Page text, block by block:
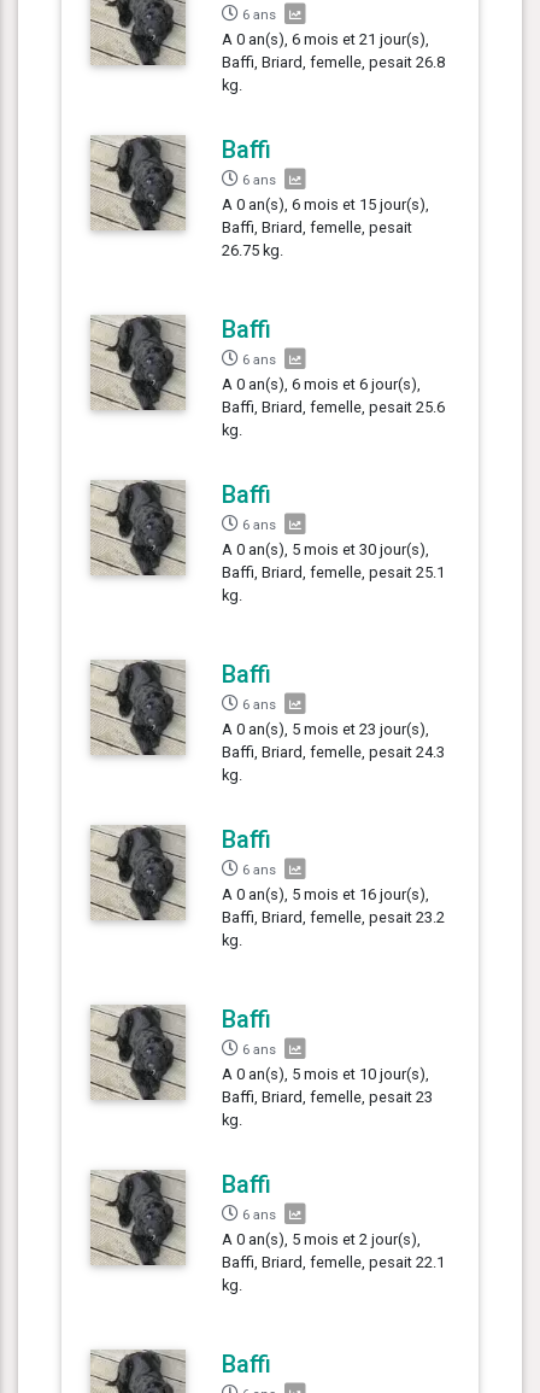
6 ans
A 0 an(s), 6 mois et 21 jour(s),
Baffi, Briard, femelle, pesait 26.8
kg.
Baffi
6 ans
A 0 an(s), 6 mois et 15 jour(s),
Baffi, Briard, femelle, pesait
26.75 kg.
Baffi
6 ans
A 0 an(s), 6 mois et 6 jour(s),
Baffi, Briard, femelle, pesait 25.6
kg.
Baffi
6 ans
A 0 an(s), 5 mois et 30 jour(s),
Baffi, Briard, femelle, pesait 25.1
kg.
Baffi
6 ans
A 0 an(s), 5 mois et 23 jour(s),
Baffi, Briard, femelle, pesait 24.3
kg.
Baffi
6 ans
A 0 an(s), 5 mois et 16 jour(s),
Baffi, Briard, femelle, pesait 23.2
kg.
Baffi
6 ans
A 0 an(s), 5 mois et 10 jour(s),
Baffi, Briard, femelle, pesait 23
kg.
Baffi
6 ans
A 0 an(s), 5 mois et 2 jour(s),
Baffi, Briard, femelle, pesait 22.1
kg.
Baffi